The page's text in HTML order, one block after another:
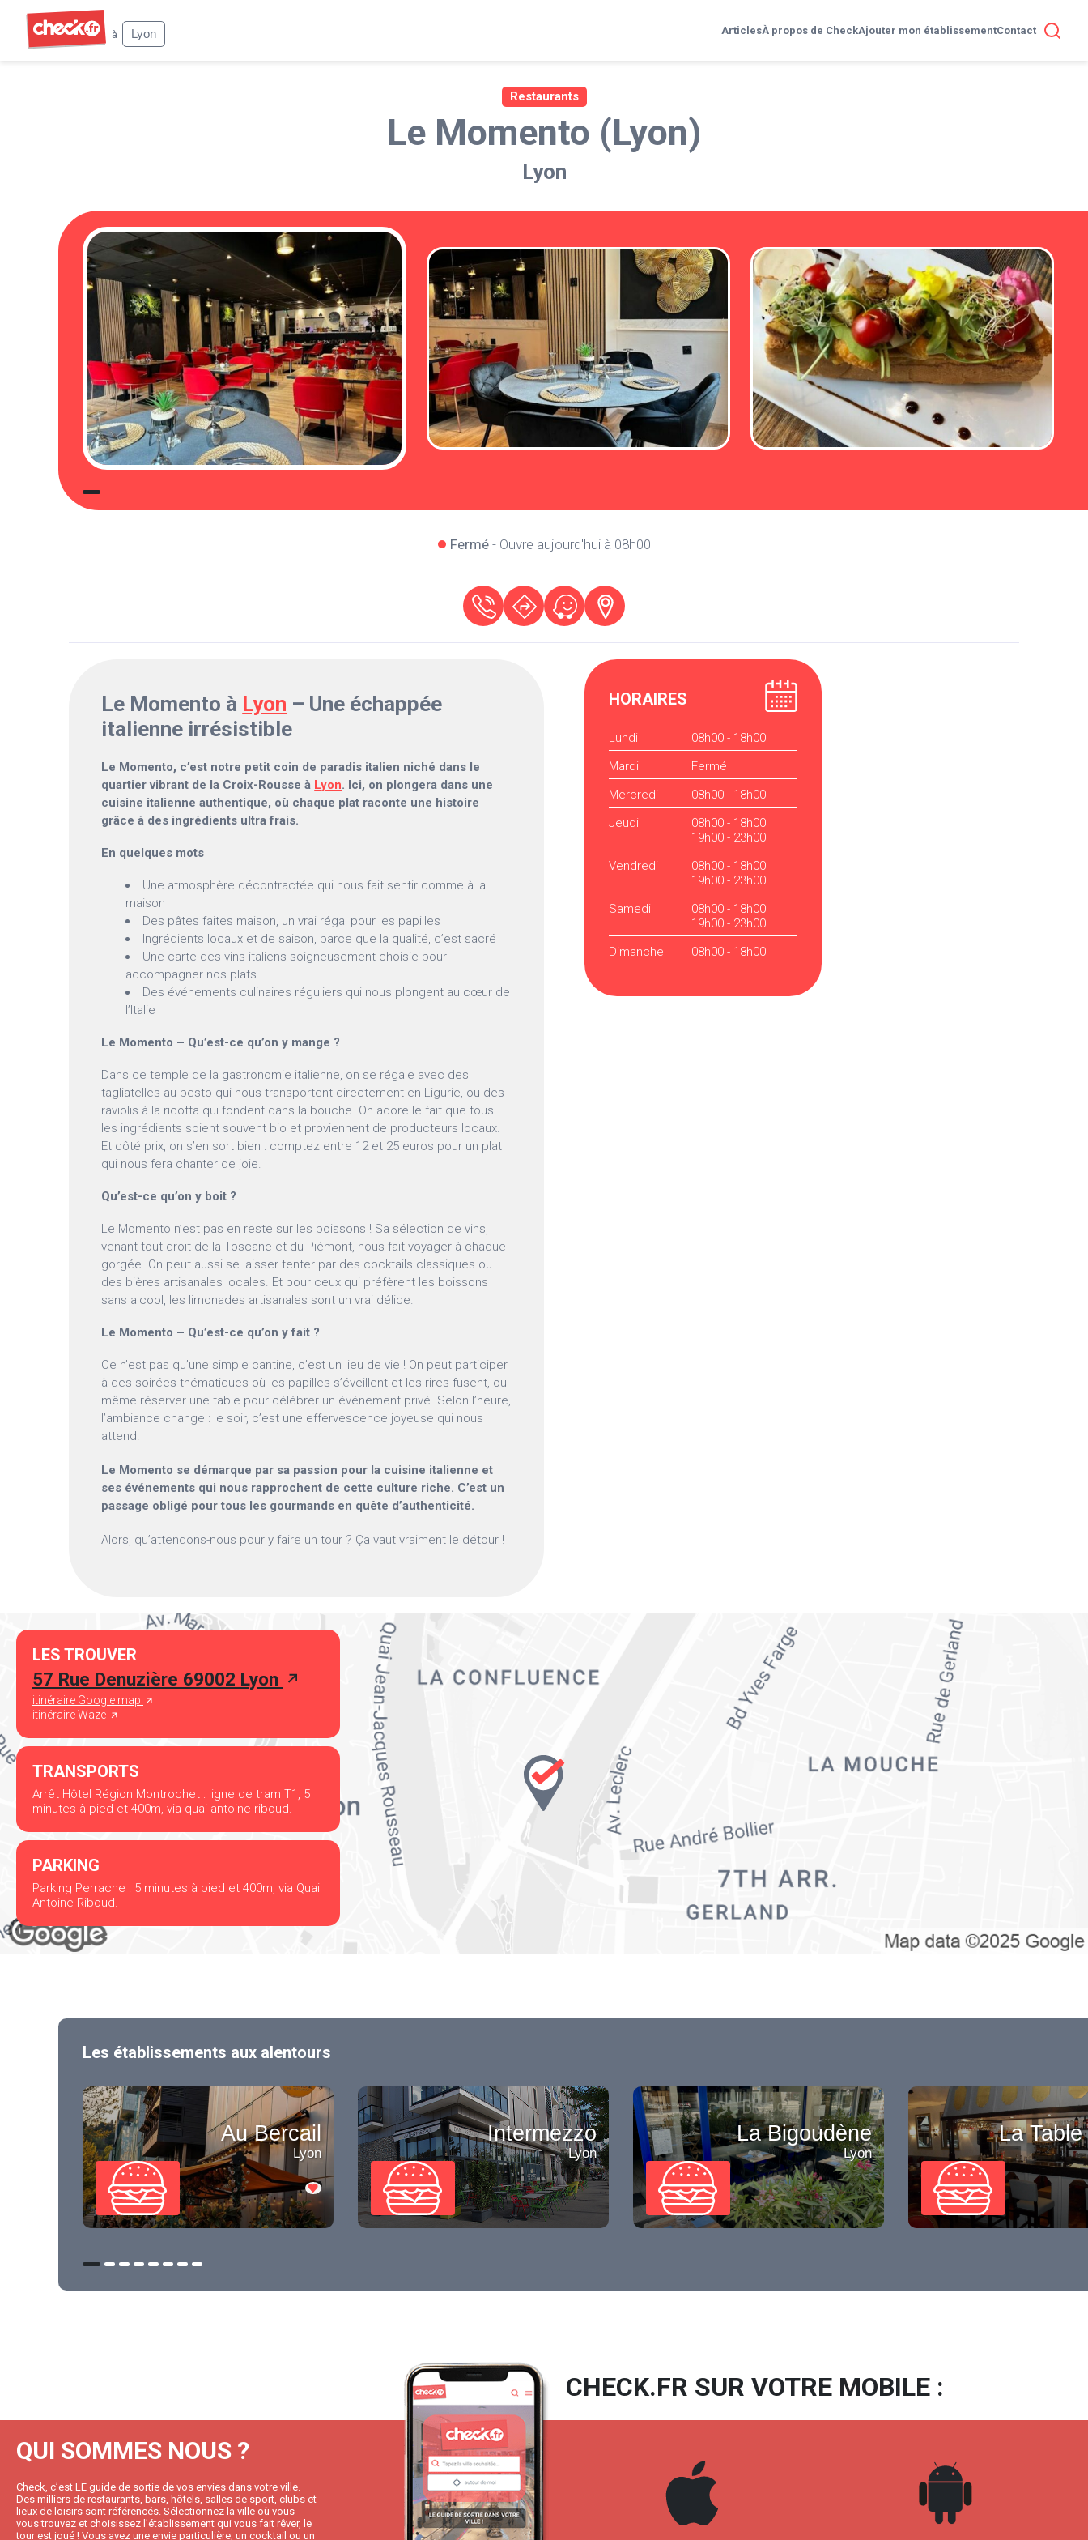
à
Lyon ArticlesÀ propos de CheckAjouter mon établissementContact
Restaurants
Le Momento (Lyon)
Lyon
Fermé- Ouvre aujourd'hui à 08h00
Le Momento à Lyon – Une échappée
italienne irrésistible
Le Momento, c’est notre petit coin de paradis italien niché dans le
quartier vibrant de la Croix-Rousse à Lyon. Ici, on plongera dans une
cuisine italienne authentique, où chaque plat raconte une histoire
grâce à des ingrédients ultra frais.
En quelques mots
Une atmosphère décontractée qui nous fait sentir comme à la
maison
Des pâtes faites maison, un vrai régal pour les papilles
Ingrédients locaux et de saison, parce que la qualité, c’est sacré
Une carte des vins italiens soigneusement choisie pour
accompagner nos plats
Des événements culinaires réguliers qui nous plongent au cœur de
l’Italie
Le Momento – Qu’est-ce qu’on y mange ?
Dans ce temple de la gastronomie italienne, on se régale avec des
tagliatelles au pesto qui nous transportent directement en Ligurie, ou des
raviolis à la ricotta qui fondent dans la bouche. On adore le fait que tous
les ingrédients soient souvent bio et proviennent de producteurs locaux.
Et côté prix, on s’en sort bien : comptez entre 12 et 25 euros pour un plat
qui nous fera chanter de joie.
Qu’est-ce qu’on y boit ?
Le Momento n’est pas en reste sur les boissons ! Sa sélection de vins,
venant tout droit de la Toscane et du Piémont, nous fait voyager à chaque
gorgée. On peut aussi se laisser tenter par des cocktails classiques ou
des bières artisanales locales. Et pour ceux qui préfèrent les boissons
sans alcool, les limonades artisanales sont un vrai délice.
Le Momento – Qu’est-ce qu’on y fait ?
Ce n’est pas qu’une simple cantine, c’est un lieu de vie ! On peut participer
à des soirées thématiques où les papilles s’éveillent et les rires fusent, ou
même réserver une table pour célébrer un événement privé. Selon l’heure,
l’ambiance change : le soir, c’est une effervescence joyeuse qui nous
attend.
Le Momento se démarque par sa passion pour la cuisine italienne et
ses événements qui nous rapprochent de cette culture riche. C’est un
passage obligé pour tous les gourmands en quête d’authenticité.
Alors, qu’attendons-nous pour y faire un tour ? Ça vaut vraiment le détour !
HORAIRES
Lundi
08h00 - 18h00
Mardi
Fermé
Mercredi
08h00 - 18h00
Jeudi
08h00 - 18h00
19h00 - 23h00
Vendredi
08h00 - 18h00
19h00 - 23h00
Samedi
08h00 - 18h00
19h00 - 23h00
Dimanche
08h00 - 18h00
LES TROUVER
57 Rue Denuzière 69002 Lyon
itinéraire Google map
itinéraire Waze
TRANSPORTS
Arrêt Hôtel Région Montrochet : ligne de tram T1, 5
minutes à pied et 400m, via quai antoine riboud.
PARKING
Parking Perrache : 5 minutes à pied et 400m, via Quai
Antoine Riboud.
Les établissements aux alentours
Au Bercail
Lyon
Intermezzo
Lyon
La Bigoudène
Lyon
La
QUI SOMMES NOUS ?
Check, c’est LE guide de sortie de vos envies dans votre ville.
Des milliers de restaurants, bars, hôtels, salles de sport, clubs et
lieux de loisirs sont référencés. Sélectionnez la ville où vous
vous trouvez et choisissez l’établissement qui vous fait rêver, le
tour est joué ! Vous avez une envie particulière, un cocktail ou un
CHECK.FR SUR VOTRE MOBILE :